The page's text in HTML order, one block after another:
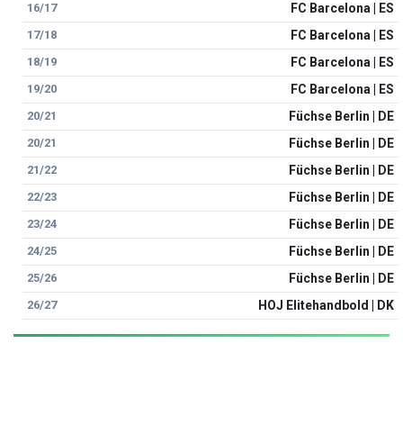
16/17 FC Barcelona | ES
17/18 FC Barcelona | ES
18/19 FC Barcelona | ES
19/20 FC Barcelona | ES
20/21 Füchse Berlin | DE
20/21 Füchse Berlin | DE
21/22 Füchse Berlin | DE
22/23 Füchse Berlin | DE
23/24 Füchse Berlin | DE
24/25 Füchse Berlin | DE
25/26 Füchse Berlin | DE
26/27 HOJ Elitehandbold | DK